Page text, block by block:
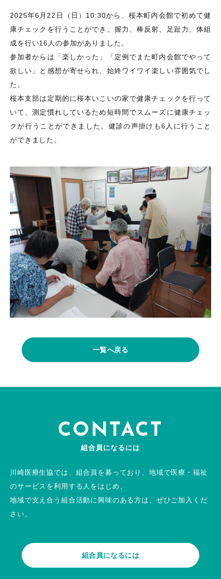
2025年6月22日（日）10:30から、桜本町内会館で初めて健
康チェックを行うことができ、 握力、棒反射、足趾力、体組
成を行い16人の参加がありました。
参加者からは「楽しかった」「定例でまた町内会館でやって
欲しい」と感想が寄せられ、始終ワイワイ楽しい雰囲気でし
た。
桜本支部は定期的に桜本いこいの家で健康チェックを行って
いて、測定慣れしているため短時間でスムーズに健康チェッ
クが行うことができました 。健診の声掛けも6人に行うこと
ができました。
一覧へ戻る
CONTACT
組合員になるには
川崎医療生協では、組合員を募っており、地域で医療・福祉
のサービスを利用する人をはじめ、
地域で支え合う組合活動に興味のある方は、ぜひご加入くだ
さい。
組合員になるには